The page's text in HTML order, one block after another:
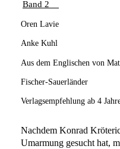
Oren Lavie
Anke Kuhl
Aus dem Englischen von
Fischer-Sauerländer
Verlagsempfehlung ab 4
Nachdem Konrad
Umarmung gesucht hat,